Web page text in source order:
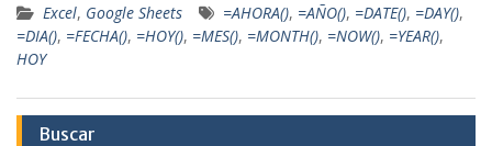
Excel, Google Sheets =AHORA(), =AÑO(), =DATE(), =DAY(),
=DIA(), =FECHA(), =HOY(), =MES(), =MONTH(), =NOW(), =YEAR(),
HOY
Buscar